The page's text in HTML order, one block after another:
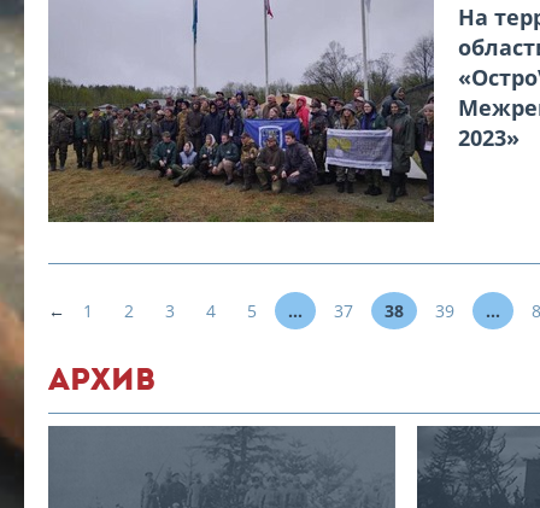
На
2023»
← 1 2 3 4 5 ... 37 38 39 ...
АРХИВ